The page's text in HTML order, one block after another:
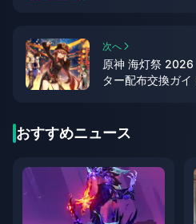
次へ
原神 海灯祭 2026
ター配布交換ガイ
おすすめニュース